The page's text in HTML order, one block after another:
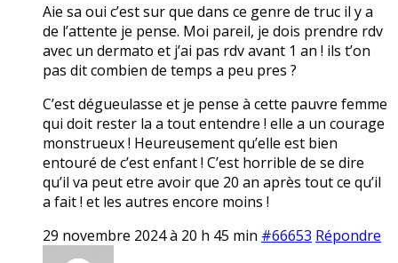
Aie sa oui c’est sur que dans ce genre de truc il y a
de l’attente je pense. Moi pareil, je dois prendre rdv
avec un dermato et j’ai pas rdv avant 1 an ! ils t’on
pas dit combien de temps a peu pres ?
C’est dégueulasse et je pense à cette pauvre femme
qui doit rester la a tout entendre ! elle a un courage
monstrueux ! Heureusement qu’elle est bien
entouré de c’est enfant ! C’est horrible de se dire
qu’il va peut etre avoir que 20 an après tout ce qu’il
a fait ! et les autres encore moins !
29 novembre 2024 à 20 h 45 min #66653 Répondre